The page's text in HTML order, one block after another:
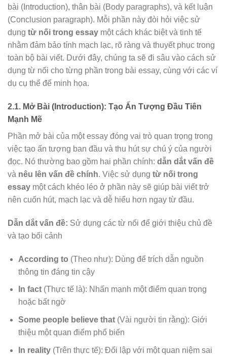
bài (Introduction), thân bài (Body paragraphs), và kết luận
(Conclusion paragraph). Mỗi phần này đòi hỏi việc sử
dụng từ nối trong essay một cách khác biệt và tinh tế
nhằm đảm bảo tính mạch lạc, rõ ràng và thuyết phục trong
toàn bộ bài viết. Dưới đây, chúng ta sẽ đi sâu vào cách sử
dụng từ nối cho từng phần trong bài essay, cùng với các ví
dụ cụ thể để minh họa.
2.1. Mở Bài (Introduction): Tạo Ấn Tượng Đầu Tiên
Mạnh Mẽ
Phần mở bài của một essay đóng vai trò quan trọng trong
việc tạo ấn tượng ban đầu và thu hút sự chú ý của người
đọc. Nó thường bao gồm hai phần chính: dẫn dắt vấn đề
và nêu lên vấn đề chính. Việc sử dụng từ nối trong
essay một cách khéo léo ở phần này sẽ giúp bài viết trở
nên cuốn hút, mạch lạc và dễ hiểu hơn ngay từ đầu.
Dẫn dắt vấn đề: Sử dụng các từ nối để giới thiệu chủ đề
và tạo bối cảnh
According to (Theo như): Dùng để trích dẫn nguồn
thông tin đáng tin cậy
In fact(Thực tế là): Nhấn mạnh một điểm quan trọng
hoặc bất ngờ
Some people believe that(Vài người tin rằng): Giới
thiệu một quan điểm phổ biến
In reality(Trên thực tế): Đối lập với một quan niệm sai